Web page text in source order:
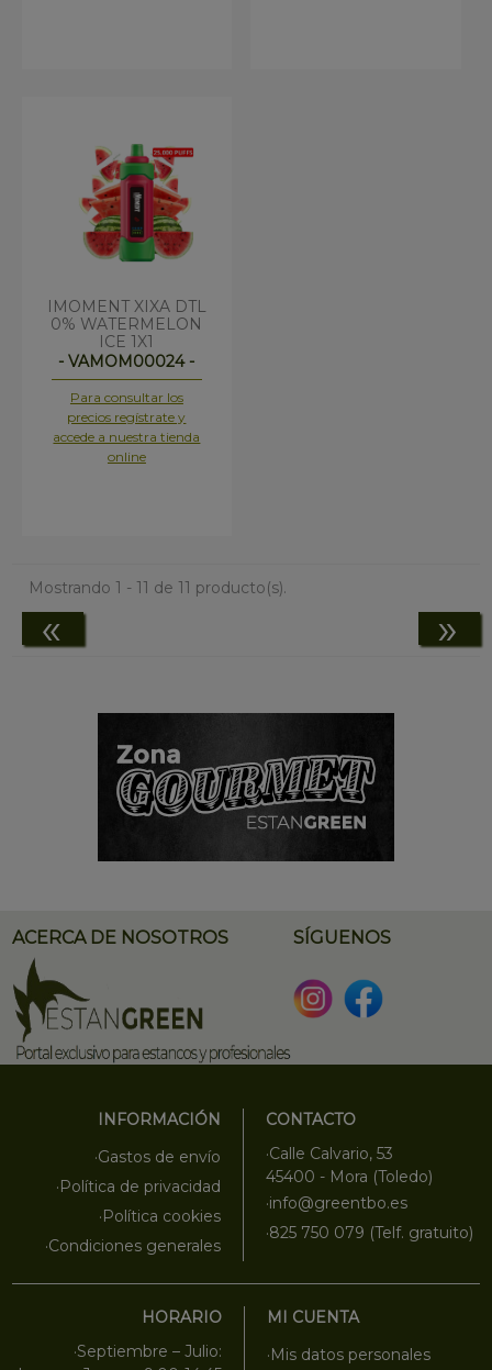
IMOMENT XIXA DTL
0% WATERMELON
ICE 1X1
- VAMOM00024 -
Para consultar los
precios regístrate y
accede a nuestra tienda
online
Mostrando 1 - 11 de 11 producto(s).
« »
ACERCA DE NOSOTROS SÍGUENOS
INFORMACIÓN
·Gastos de envío
·Política de privacidad
·Política cookies
·Condiciones generales
CONTACTO
·Calle Calvario, 53
45400 - Mora (Toledo)
·info@greentbo.es
·825 750 079 (Telf. gratuito)
HORARIO
·Septiembre – Julio:
MI CUENTA
·Mis datos personales